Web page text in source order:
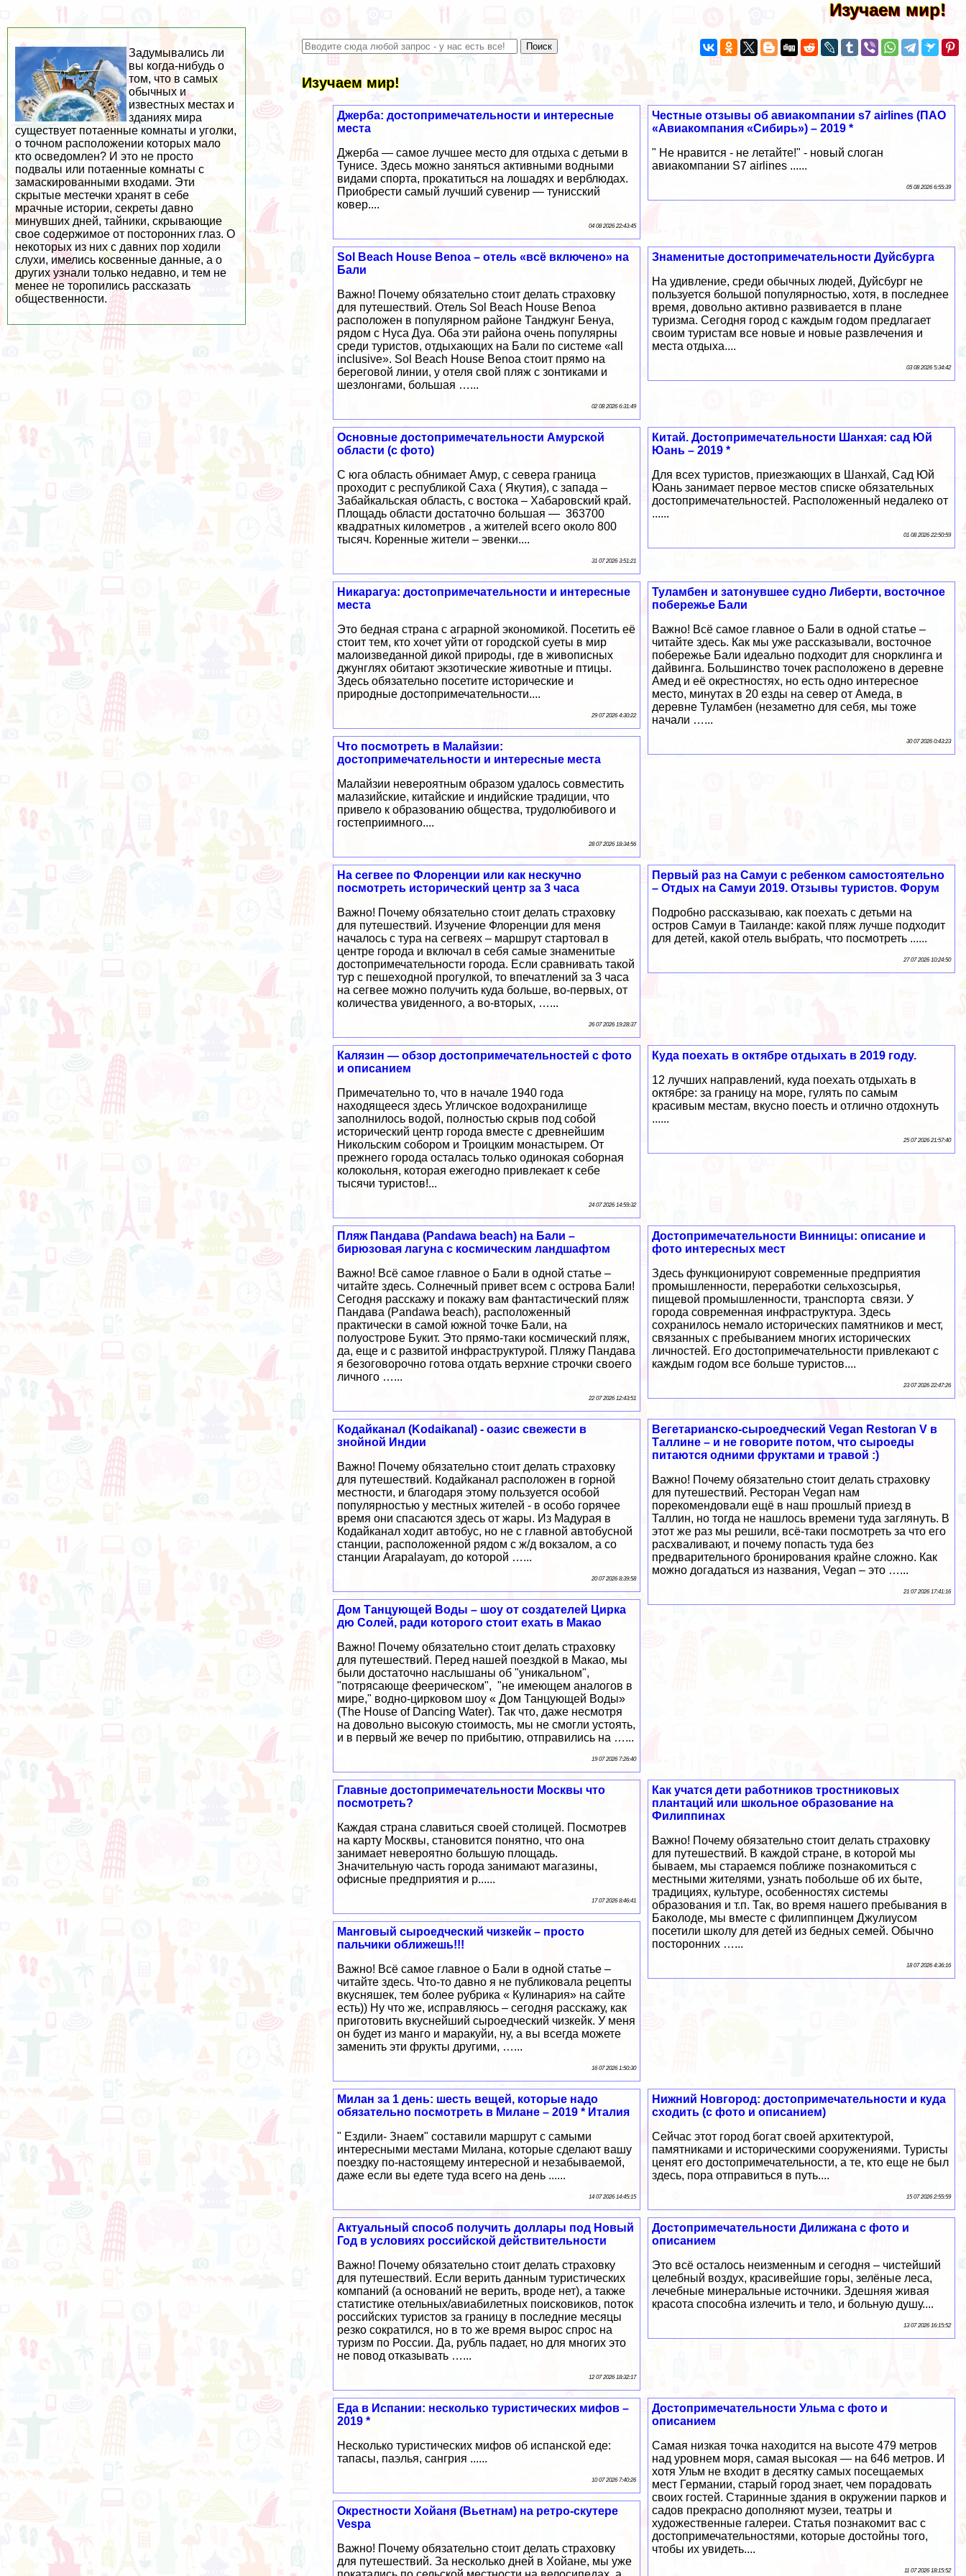
Изучаем мир!
Изучаем мир!
Честные отзывы об авиакомпании s7 airlines (ПАО
«Авиакомпания «Сибирь») – 2019 *
" Не нравится - не летайте!" - новый слоган
авиакомпании S7 airlines ......
05 08 2026 6:55:39
Джерба: достопримечательности и интересные
места
Джерба — самое лучшее место для отдыха с детьми в
Тунисе. Здесь можно заняться активными водными
видами спорта, прокатиться на лошадях и верблюдах.
Приобрести самый лучший сувенир — тунисский
ковер....
04 08 2026 22:43:45
Знаменитые достопримечательности Дуйсбурга
На удивление, среди обычных людей, Дуйсбург не
пользуется большой популярностью, хотя, в последнее
время, довольно активно развивается в плане
туризма. Сегодня город с каждым годом предлагает
своим туристам все новые и новые развлечения и
места отдыха....
03 08 2026 5:34:42
Sol Beach House Benoa – отель «всё включено» на
Бали
Важно! Почему обязательно стоит делать страховку
для путешествий. Отель Sol Beach House Benoa
расположен в популярном районе Танджунг Бенуа,
рядом с Нуса Дуа. Оба эти района очень популярны
среди туристов, отдыхающих на Бали по системе «all
inclusive». Sol Beach House Benoa стоит прямо на
береговой линии, у отеля свой пляж с зонтиками и
шезлонгами, большая …...
02 08 2026 6:31:49
Китай. Достопримечательности Шанхая: сад Юй
Юань – 2019 *
Для всех туристов, приезжающих в Шанхай, Сад Юй
Юань занимает первое местов списке обязательных
достопримечательностей. Расположенный недалеко от
......
01 08 2026 22:50:59
Основные достопримечательности Амурской
области (с фото)
С юга область обнимает Амур, с севера граница
проходит с республикой Саха ( Якутия), с запада –
Забайкальская область, с востока – Хабаровский край.
Площадь области достаточно большая — 363700
квадратных километров , а жителей всего около 800
тысяч. Коренные жители – эвенки....
31 07 2026 3:51:21
Туламбен и затонувшее судно Либерти, восточное
побережье Бали
Важно! Всё самое главное о Бали в одной статье –
читайте здесь. Как мы уже рассказывали, восточное
побережье Бали идеально подходит для снорклинга и
дайвинга. Большинство точек расположено в деревне
Амед и её окрестностях, но есть одно интересное
место, минутах в 20 езды на север от Амеда, в
деревне Туламбен (незаметно для себя, мы тоже
начали …...
30 07 2026 0:43:23
Никарагуа: достопримечательности и интересные
места
Это бедная страна с аграрной экономикой. Посетить её
стоит тем, кто хочет уйти от городской суеты в мир
малоизведанной дикой природы, где в живописных
джунглях обитают экзотические животные и птицы.
Здесь обязательно посетите исторические и
природные достопримечательности....
29 07 2026 4:30:22
Что посмотреть в Малайзии:
достопримечательности и интересные места
Малайзии невероятным образом удалось совместить
малазийские, китайские и индийские традиции, что
привело к образованию общества, трудолюбивого и
гостеприимного....
28 07 2026 18:34:56
Первый раз на Самуи с ребенком самостоятельно
– Отдых на Самуи 2019. Отзывы туристов. Форум
Подробно рассказываю, как поехать с детьми на
остров Самуи в Таиланде: какой пляж лучше подходит
для детей, какой отель выбрать, что посмотреть ......
27 07 2026 10:24:50
На сегвее по Флоренции или как нескучно
посмотреть исторический центр за 3 часа
Важно! Почему обязательно стоит делать страховку
для путешествий. Изучение Флоренции для меня
началось с тура на сегвеях – маршрут стартовал в
центре города и включал в себя самые знаменитые
достопримечательности города. Если сравнивать такой
тур с пешеходной прогулкой, то впечатлений за 3 часа
на сегвее можно получить куда больше, во-первых, от
количества увиденного, а во-вторых, …...
26 07 2026 19:28:37
Куда поехать в октябре отдыхать в 2019 году.
12 лучших направлений, куда поехать отдыхать в
октябре: за границу на море, гулять по самым
красивым местам, вкусно поесть и отлично отдохнуть
......
25 07 2026 21:57:40
Калязин — обзор достопримечательностей с фото
и описанием
Примечательно то, что в начале 1940 года
находящееся здесь Угличское водохранилище
заполнилось водой, полностью скрыв под собой
исторический центр города вместе с древнейшим
Никольским собором и Троицким монастырем. От
прежнего города осталась только одинокая соборная
колокольня, которая ежегодно привлекает к себе
тысячи туристов!...
24 07 2026 14:59:32
Достопримечательности Винницы: описание и
фото интересных мест
Здесь функционируют современные предприятия
промышленности, переработки сельхозсырья,
пищевой промышленности, транспорта связи. У
города современная инфраструктура. Здесь
сохранилось немало исторических памятников и мест,
связанных с пребыванием многих исторических
личностей. Его достопримечательности привлекают с
каждым годом все больше туристов....
23 07 2026 22:47:26
Пляж Пандава (Pandawa beach) на Бали –
бирюзовая лагуна с космическим ландшафтом
Важно! Всё самое главное о Бали в одной статье –
читайте здесь. Солнечный привет всем с острова Бали!
Сегодня расскажу и покажу вам фантастический пляж
Пандава (Pandawa beach), расположенный
практически в самой южной точке Бали, на
полуострове Букит. Это прямо-таки космический пляж,
да, еще и с развитой инфраструктурой. Пляжу Пандава
я безоговорочно готова отдать верхние строчки своего
личного …...
22 07 2026 12:43:51
Вегетарианско-сыроедческий Vegan Restoran V в
Таллине – и не говорите потом, что сыроеды
питаются одними фруктами и травой :)
Важно! Почему обязательно стоит делать страховку
для путешествий. Ресторан Vegan нам
порекомендовали ещё в наш прошлый приезд в
Таллин, но тогда не нашлось времени туда заглянуть. В
этот же раз мы решили, всё-таки посмотреть за что его
расхваливают, и почему попасть туда без
предварительного бронирования крайне сложно. Как
можно догадаться из названия, Vegan – это …...
21 07 2026 17:41:16
Кодайканал (Kodaikanal) - оазис свежести в
знойной Индии
Важно! Почему обязательно стоит делать страховку
для путешествий. Кодайканал расположен в горной
местности, и благодаря этому пользуется особой
популярностью у местных жителей - в особо горячее
время они спасаются здесь от жары. Из Мадурая в
Кодайканал ходит автобус, но не с главной автобусной
станции, расположенной рядом с ж/д вокзалом, а со
станции Arapalayam, до которой …...
20 07 2026 8:39:58
Дом Танцующей Воды – шоу от создателей Цирка
дю Солей, ради которого стоит ехать в Макао
Важно! Почему обязательно стоит делать страховку
для путешествий. Перед нашей поездкой в Макао, мы
были достаточно наслышаны об "уникальном",
"потрясающе феерическом", "не имеющем аналогов в
мире," водно-цирковом шоу « Дом Танцующей Воды»
(The House of Dancing Water). Так что, даже несмотря
на довольно высокую стоимость, мы не смогли устоять,
и в первый же вечер по прибытию, отправились на …...
19 07 2026 7:26:40
Как учатся дети работников тростниковых
плантаций или школьное образование на
Филиппинах
Важно! Почему обязательно стоит делать страховку
для путешествий. В каждой стране, в которой мы
бываем, мы стараемся поближе познакомиться с
местными жителями, узнать побольше об их быте,
традициях, культуре, особенностях системы
образования и т.п. Так, во время нашего пребывания в
Баколоде, мы вместе с филиппинцем Джулиусом
посетили школу для детей из бедных семей. Обычно
посторонних …...
18 07 2026 4:36:16
Главные достопримечательности Москвы что
посмотреть?
Каждая страна славиться своей столицей. Посмотрев
на карту Москвы, становится понятно, что она
занимает невероятно большую площадь.
Значительную часть города занимают магазины,
офисные предприятия и р......
17 07 2026 8:46:41
Манговый сыроедческий чизкейк – просто
пальчики оближешь!!!
Важно! Всё самое главное о Бали в одной статье –
читайте здесь. Что-то давно я не публиковала рецепты
вкусняшек, тем более рубрика « Кулинария» на сайте
есть)) Ну что же, исправляюсь – сегодня расскажу, как
приготовить вкуснейший сыроедческий чизкейк. У меня
он будет из манго и маракуйи, ну, а вы всегда можете
заменить эти фрукты другими, …...
16 07 2026 1:50:30
Нижний Новгород: достопримечательности и куда
сходить (с фото и описанием)
Сейчас этот город богат своей архитектурой,
памятниками и историческими сооружениями. Туристы
ценят его достопримечательности, а те, кто еще не был
здесь, пора отправиться в путь....
15 07 2026 2:55:59
Милан за 1 день: шесть вещей, которые надо
обязательно посмотреть в Милане – 2019 * Италия
" Ездили- Знаем" составили маршрут с самыми
интересными местами Милана, которые сделают вашу
поездку по-настоящему интересной и незабываемой,
даже если вы едете туда всего на день ......
14 07 2026 14:45:15
Достопримечательности Дилижана с фото и
описанием
Это всё осталось неизменным и сегодня – чистейший
целебный воздух, красивейшие горы, зелёные леса,
лечебные минеральные источники. Здешняя живая
красота способна излечить и тело, и больную душу....
13 07 2026 16:15:52
Актуальный способ получить доллары под Новый
Год в условиях российской действительности
Важно! Почему обязательно стоит делать страховку
для путешествий. Если верить данным туристических
компаний (а оснований не верить, вроде нет), а также
статистике отельных/авиабилетных поисковиков, поток
российских туристов за границу в последние месяцы
резко сократился, но в то же время вырос спрос на
туризм по России. Да, рубль падает, но для многих это
не повод отказывать …...
12 07 2026 18:32:17
Достопримечательности Ульма с фото и
описанием
Самая низкая точка находится на высоте 479 метров
над уровнем моря, самая высокая — на 646 метров. И
хотя Ульм не входит в десятку самых посещаемых
мест Германии, старый город знает, чем порадовать
своих гостей. Старинные здания в окружении парков и
садов прекрасно дополняют музеи, театры и
художественные галереи. Статья познакомит вас с
достопримечательностями, которые достойны того,
чтобы их увидеть....
11 07 2026 18:15:52
Еда в Испании: несколько туристических мифов –
2019 *
Несколько туристических мифов об испанской еде:
тапасы, паэлья, сангрия ......
10 07 2026 7:40:26
Окрестности Хойаня (Вьетнам) на ретро-скутере
Vespa
Важно! Почему обязательно стоит делать страховку
для путешествий. За несколько дней в Хойане, мы уже
Задумывались ли
вы когда-нибудь о
том, что в самых
обычных и
известных местах и
зданиях мира
существует потаенные комнаты и уголки,
о точном расположении которых мало
кто осведомлен? И это не просто
подвалы или потаенные комнаты с
замаскированными входами. Эти
скрытые местечки хранят в себе
мрачные истории, секреты давно
минувших дней, тайники, скрывающие
свое содержимое от посторонних глаз. О
некоторых из них с давних пор ходили
слухи, имелись косвенные данные, а о
других узнали только недавно, и тем не
менее не торопились рассказать
общественности.